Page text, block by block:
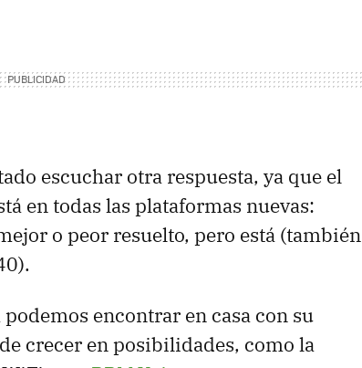
escuchar otra respuesta, ya que el
en todas las plataformas nuevas:
o peor resuelto, pero está (también
encontrar en casa con su
crecer en posibilidades, como la